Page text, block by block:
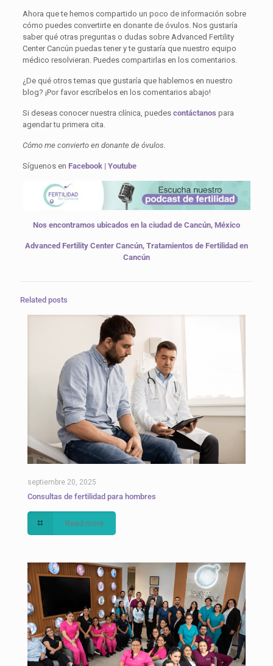
Ahora que te hemos compartido un poco de información sobre
cómo puedes convertirte en donante de óvulos. Nos gustaría
saber qué otras preguntas o dudas sobre Advanced Fertility
Center Cancún puedas tener y te gustaría que nuestro equipo
médico resolvieran. Puedes compartirlas en los comentarios.
¿De qué otros temas que gustaría que hablemos en nuestro
blog? ¡Por favor escríbelos en los comentarios abajo!
Si deseas conocer nuestra clínica, puedes contáctanos para
agendar tu primera cita.
Cómo me convierto en donante de óvulos.
Síguenos en Facebook| Youtube
Nos encontramos ubicados en la ciudad de Cancún, México
Advanced Fertility Center Cancún, Tratamientos de Fertilidad en
Cancún
Related posts
septiembre 20, 2025
Consultas de fertilidad para hombres
Read more